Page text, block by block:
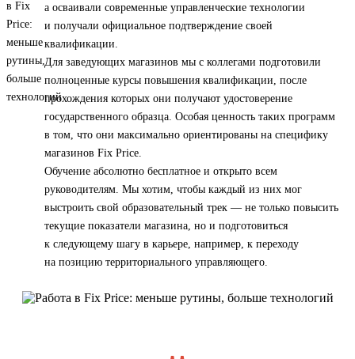
а осваивали современные управленческие технологии
и получали официальное подтверждение своей
квалификации.
Для заведующих магазинов мы с коллегами подготовили
полноценные курсы повышения квалификации, после
прохождения которых они получают удостоверение
государственного образца. Особая ценность таких программ
в том, что они максимально ориентированы на специфику
магазинов Fix Price.
Обучение абсолютно бесплатное и открыто всем
руководителям. Мы хотим, чтобы каждый из них мог
выстроить свой образовательный трек — не только повысить
текущие показатели магазина, но и подготовиться
к следующему шагу в карьере, например, к переходу
на позицию территориального управляющего.